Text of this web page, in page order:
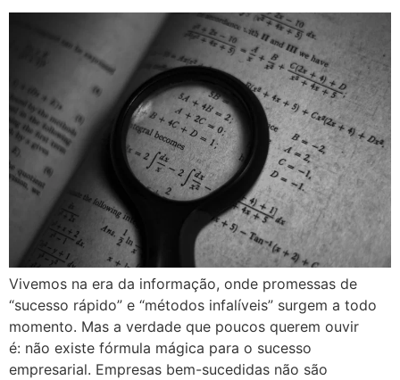
Vivemos na era da informação, onde promessas de
“sucesso rápido” e “métodos infalíveis” surgem a todo
momento. Mas a verdade que poucos querem ouvir
é: não existe fórmula mágica para o sucesso
empresarial. Empresas bem-sucedidas não são